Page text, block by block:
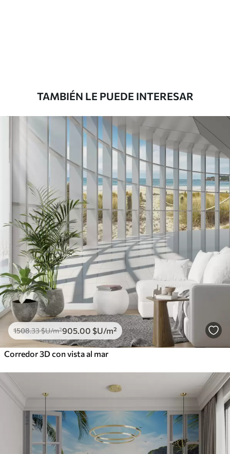
Vinilo Premium
1990.001194.00$U/m²
TAMBIÉN LE PUEDE INTERESAR
1508.33$U/m²905 .00 $U/m²
Corredor 3D con vista al mar